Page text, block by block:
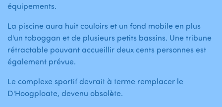
équipements.
La piscine aura huit couloirs et un fond mobile en plus
d'un toboggan et de plusieurs petits bassins. Une tribune
rétractable pouvant accueillir deux cents personnes est
également prévue.
Le complexe sportif devrait à terme remplacer le
D'Hoogploate, devenu obsolète.